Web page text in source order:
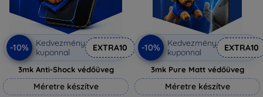
-10%
Kedvezmény
kuponnal
EXTRA10
3mk Anti-Shock védőüveg
Méretre készítve
-10%
Kedvezmény
kuponnal
EXTRA10
3mk Pure Matt védőüveg
Méretre készítve